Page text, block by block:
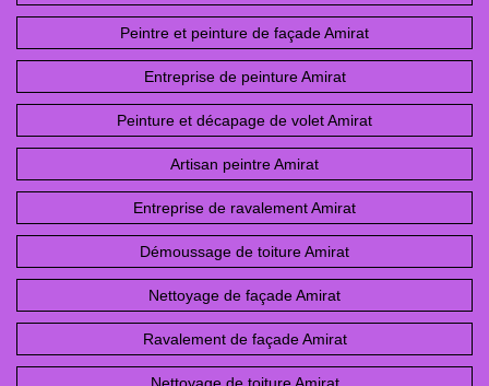
Peintre et peinture de façade Amirat
Entreprise de peinture Amirat
Peinture et décapage de volet Amirat
Artisan peintre Amirat
Entreprise de ravalement Amirat
Démoussage de toiture Amirat
Nettoyage de façade Amirat
Ravalement de façade Amirat